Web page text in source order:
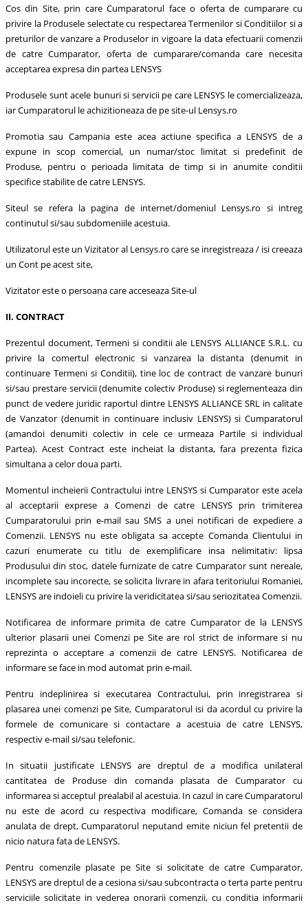
Cos din Site, prin care Cumparatorul face o oferta de cumparare cu
privire la Produsele selectate cu respectarea Termenilor si Conditiilor si a
preturilor de vanzare a Produselor in vigoare la data efectuarii comenzii
de catre Cumparator, oferta de cumparare/comanda care necesita
acceptarea expresa din partea LENSYS
Produsele sunt acele bunuri si servicii pe care LENSYS le comercializeaza,
iar Cumparatorul le achizitioneaza de pe site-ul Lensys.ro
Promotia sau Campania este acea actiune specifica a LENSYS de a
expune in scop comercial, un numar/stoc limitat si predefinit de
Produse, pentru o perioada limitata de timp si in anumite conditii
specifice stabilite de catre LENSYS.
Siteul se refera la pagina de internet/domeniul Lensys.ro si intreg
continutul si/sau subdomeniile acestuia.
Utilizatorul este un Vizitator al Lensys.ro care se inregistreaza / isi creeaza
un Cont pe acest site,
Vizitator este o persoana care acceseaza Site-ul
II. CONTRACT
Prezentul document, Termeni si conditii ale LENSYS ALLIANCE S.R.L. cu
privire la comertul electronic si vanzarea la distanta (denumit in
continuare Termeni si Conditii), tine loc de contract de vanzare bunuri
si/sau prestare servicii (denumite colectiv Produse) si reglementeaza din
punct de vedere juridic raportul dintre LENSYS ALLIANCE SRL in calitate
de Vanzator (denumit in continuare inclusiv LENSYS) si Cumparatorul
(amandoi denumiti colectiv in cele ce urmeaza Partile si individual
Partea). Acest Contract este incheiat la distanta, fara prezenta fizica
simultana a celor doua parti.
Momentul incheierii Contractului intre LENSYS si Cumparator este acela
al acceptarii exprese a Comenzi de catre LENSYS prin trimiterea
Cumparatorului prin e-mail sau SMS a unei notificari de expediere a
Comenzii. LENSYS nu este obligata sa accepte Comanda Clientului in
cazuri enumerate cu titlu de exemplificare insa nelimitativ: lipsa
Produsului din stoc, datele furnizate de catre Cumparator sunt nereale,
incomplete sau incorecte, se solicita livrare in afara teritoriului Romaniei,
LENSYS are indoieli cu privire la veridicitatea si/sau seriozitatea Comenzii.
Notificarea de informare primita de catre Cumparator de la LENSYS
ulterior plasarii unei Comenzi pe Site are rol strict de informare si nu
reprezinta o acceptare a comenzii de catre LENSYS. Notificarea de
informare se face in mod automat prin e-mail.
Pentru indeplinirea si executarea Contractului, prin inregistrarea si
plasarea unei comenzi pe Site, Cumparatorul isi da acordul cu privire la
formele de comunicare si contactare a acestuia de catre LENSYS,
respectiv e-mail si/sau telefonic.
In situatii justificate LENSYS are dreptul de a modifica unilateral
cantitatea de Produse din comanda plasata de Cumparator cu
informarea si acceptul prealabil al acestuia. In cazul in care Cumparatorul
nu este de acord cu respectiva modificare, Comanda se considera
anulata de drept, Cumparatorul neputand emite niciun fel pretentii de
nicio natura fata de LENSYS.
Pentru comenzile plasate pe Site si solicitate de catre Cumparator,
LENSYS are dreptul de a cesiona si/sau subcontracta o terta parte pentru
serviciile solicitate in vederea onorarii comenzii, cu conditia informarii